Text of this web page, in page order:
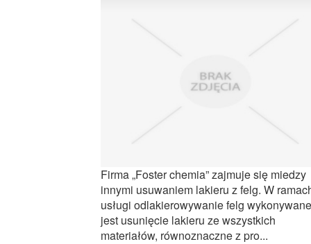
Firma „Foster chemia” zajmuje się miedzy
innymi usuwaniem lakieru z felg. W
usługi odlakierowywanie felg wykonywane
jest usunięcie lakieru ze wszystkich
materiałów, równoznaczne z pro...